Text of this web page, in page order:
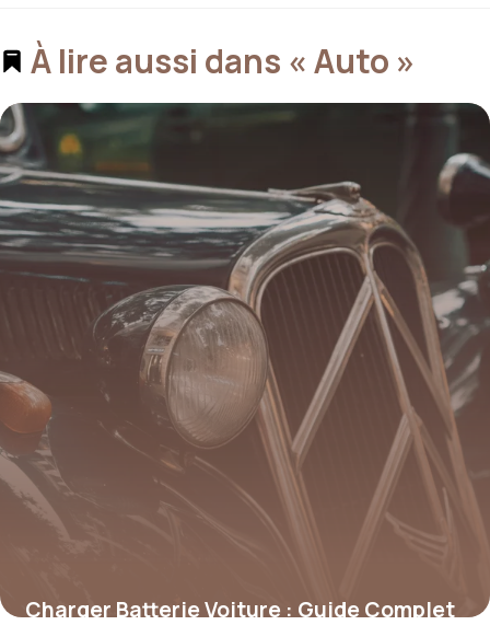
À lire aussi dans « Auto »
Charger Batterie Voiture : Guide Complet